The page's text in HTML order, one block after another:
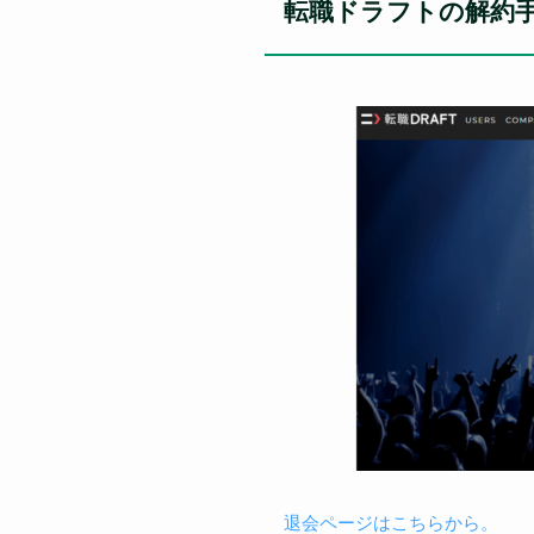
転職ドラフトの解約
退会ページはこちらから。